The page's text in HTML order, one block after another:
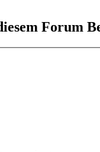
Forum